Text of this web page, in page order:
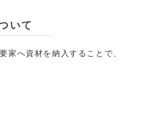
いて
へ資材を納入することで、